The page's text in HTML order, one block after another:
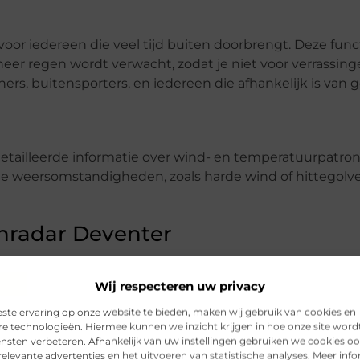
Wij respecteren uw privacy
ervaring op onze website te bieden, maken wij gebruik van cookies en
technologieën. Hiermee kunnen we inzicht krijgen in hoe onze site
verbeteren. Afhankelijk van uw instellingen gebruiken we cookies
advertenties en het uitvoeren van statistische analyses. Meer
iedereen die veel tijd buiten doorbrengt. Deze
regen wordt verwacht, zodat je niet voor
buitensporters, en iedereen die afhankelijk is van
informatie over wind- en
zoals harde wind of
Deventer
van mensen in Deventer beïnvloedt, hebben we
van locals, toeristen, en bedrijven die dagelijks